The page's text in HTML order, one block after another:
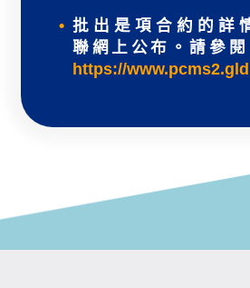
批出是項合約的詳
聯網上公布。請參閱
https://